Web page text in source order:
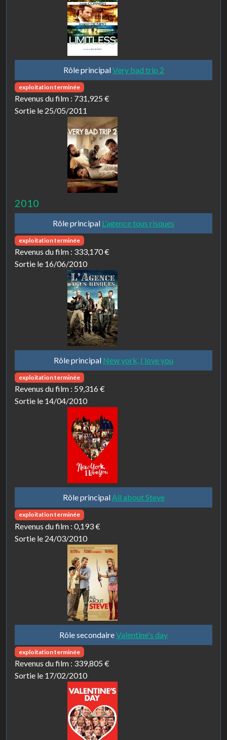
Rôle principalVery bad trip 2
exploitation terminée
Revenus du film : 731,925 €
Sortie le 25/05/2011
2010
Rôle principal L'agence tous risques
exploitation terminée
Revenus du film : 333,170 €
Sortie le 16/06/2010
Rôle principal New york, I love you
exploitation terminée
Revenus du film : 59,316 €
Sortie le 14/04/2010
Rôle principalAll about Steve
exploitation terminée
Revenus du film : 0,193 €
Sortie le 24/03/2010
Rôle secondaireValentine's day
exploitation terminée
Revenus du film : 339,805 €
Sortie le 17/02/2010